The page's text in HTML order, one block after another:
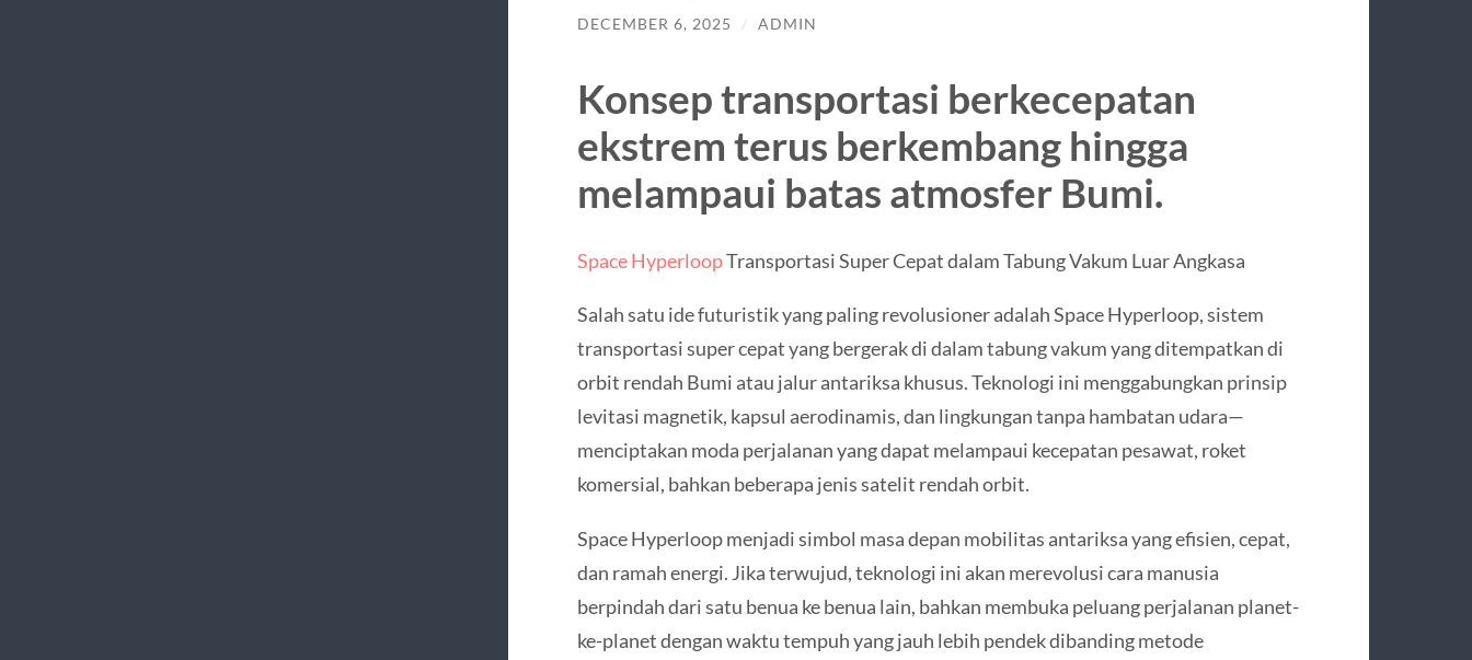
DECEMBER 6, 2025 / ADMIN
Konsep transportasi berkecepatan
ekstrem terus berkembang hingga
melampaui batas atmosfer Bumi.
Space HyperloopTransportasi Super Cepat dalam Tabung Vakum Luar Angkasa
Salah satu ide futuristik yang paling revolusioner adalah Space Hyperloop, sistem
transportasi super cepat yang bergerak di dalam tabung vakum yang ditempatkan di
orbit rendah Bumi atau jalur antariksa khusus. Teknologi ini menggabungkan prinsip
levitasi magnetik, kapsul aerodinamis, dan lingkungan tanpa hambatan udara—
menciptakan moda perjalanan yang dapat melampaui kecepatan pesawat, roket
komersial, bahkan beberapa jenis satelit rendah orbit.
Space Hyperloop menjadi simbol masa depan mobilitas antariksa yang efisien, cepat,
dan ramah energi. Jika terwujud, teknologi ini akan merevolusi cara manusia
berpindah dari satu benua ke benua lain, bahkan membuka peluang perjalanan planet-
ke-planet dengan waktu tempuh yang jauh lebih pendek dibanding metode